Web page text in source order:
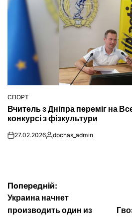
ОПУБЛІКУВАТИ
У
СПОРТ
Вчитель з Дніпра переміг на
конкурсі з фізкультури
on27.02.2026Опубліковано
dpchas_admin
Навігація
записів
Попередній:
Украина начнет
производить один из